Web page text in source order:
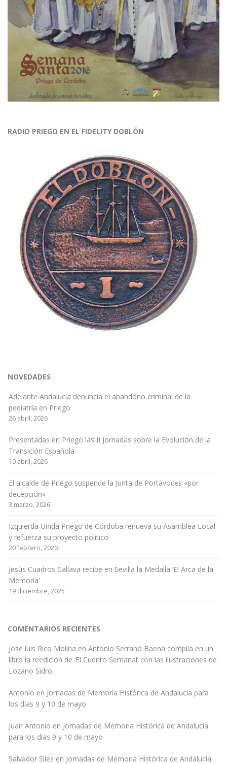
RADIO PRIEGO EN EL FIDELITY DOBLÓN
NOVEDADES
Adelante Andalucía denuncia el abandono criminal de la
pediatría en Priego
26 abril, 2026
Presentadas en Priego las II Jornadas sobre la Evolución de la
Transición Española
10 abril, 2026
El alcalde de Priego suspende la Junta de Portavoces «por
decepción»
3 marzo, 2026
Izquierda Unida Priego de Córdoba renueva su Asamblea Local
y refuerza su proyecto político
20 febrero, 2026
Jesús Cuadros Callava recibe en Sevilla la Medalla ‘El Arca de la
Memoria’
19 diciembre, 2025
COMENTARIOS RECIENTES
Jose luis Rico Molina en Antonio Serrano Baena compila en un
libro la reedición de ‘El Cuento Semanal’ con las ilustraciones de
Lozano Sidro.
Antonio en Jornadas de Memoria Histórica de Andalucía para
los días 9 y 10 de mayo
Juan Antonio en Jornadas de Memoria Histórica de Andalucía
para los días 9 y 10 de mayo
Salvador Siles en Jornadas de Memoria Histórica de Andalucía